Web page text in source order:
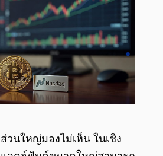
วนใหญ่มองไม่เห็น ในเชิง